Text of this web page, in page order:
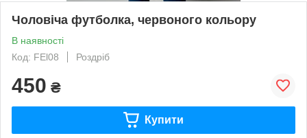
Чоловіча футболка, червоного кольору
В наявності
Код: FЕl08
Роздріб
450 ₴
Купити